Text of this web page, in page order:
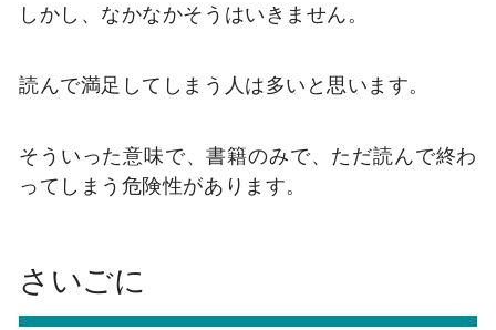
しかし、なかなかそうはいきません。
読んで満足してしまう人は多いと思います。
そういった意味で、書籍のみで、ただ読んで終わ
ってしまう危険性があります。
さいごに